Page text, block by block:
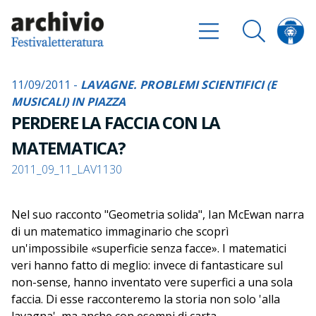
11/09/2011 - LAVAGNE. PROBLEMI SCIENTIFICI (E
MUSICALI) IN PIAZZA
PERDERE LA FACCIA CON LA
MATEMATICA?
2011_09_11_LAV1130
Nel suo racconto "Geometria solida", Ian McEwan narra
di un matematico immaginario che scoprì
un'impossibile «superficie senza facce». I matematici
veri hanno fatto di meglio: invece di fantasticare sul
non-sense, hanno inventato vere superfici a una sola
faccia. Di esse racconteremo la storia non solo 'alla